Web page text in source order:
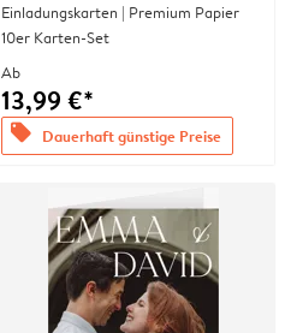
Einladungskarten | Premium Papier
10er Karten-Set
Ab
13,99 €*
offers Dauerhaft günstige Preise